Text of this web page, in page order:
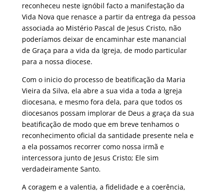
reconheceu neste ignóbil facto a manifestação da
Vida Nova que renasce a partir da entrega da pessoa
associada ao Mistério Pascal de Jesus Cristo, não
poderíamos deixar de encaminhar este manancial
de Graça para a vida da Igreja, de modo particular
para a nossa diocese.
Com o inicio do processo de beatificação da Maria
Vieira da Silva, ela abre a sua vida a toda a Igreja
diocesana, e mesmo fora dela, para que todos os
diocesanos possam implorar de Deus a graça da sua
beatificação de modo que em breve tenhamos o
reconhecimento oficial da santidade presente nela e
a ela possamos recorrer como nossa irmã e
intercessora junto de Jesus Cristo; Ele sim
verdadeiramente Santo.
A coragem e a valentia, a fidelidade e a coerência,